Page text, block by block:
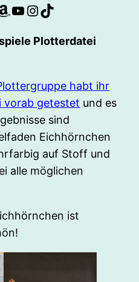
YouTube
Instagram
TikTok
Plotterdatei
habt ihr
vorab getestet und es
sind
Eichhörnchen
auf Stoff und
alle möglichen
ist